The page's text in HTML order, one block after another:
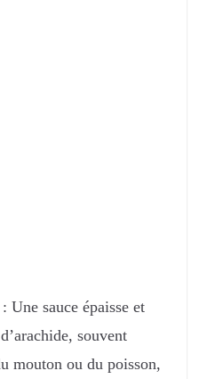
Une sauce épaisse et
souvent
mouton ou du poisson,